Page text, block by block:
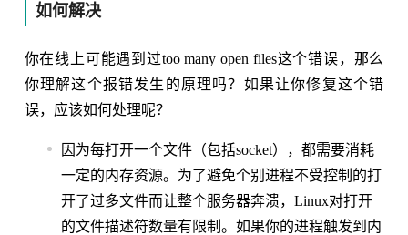
如何解决
你在线上可能遇到过too many open files这个错误，那么
你理解这个报错发生的原理吗？如果让你修复这个错
误，应该如何处理呢？
因为每打开一个文件（包括socket），都需要消耗
一定的内存资源。为了避免个别进程不受控制的打
开了过多文件而让整个服务器奔溃，Linux对打开
的文件描述符数量有限制。如果你的进程触发到内